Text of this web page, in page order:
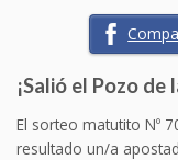
¡Salió el Pozo de
El sorteo matutito Nº
resultado un/a